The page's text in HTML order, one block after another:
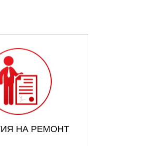
НА РЕМОНТ